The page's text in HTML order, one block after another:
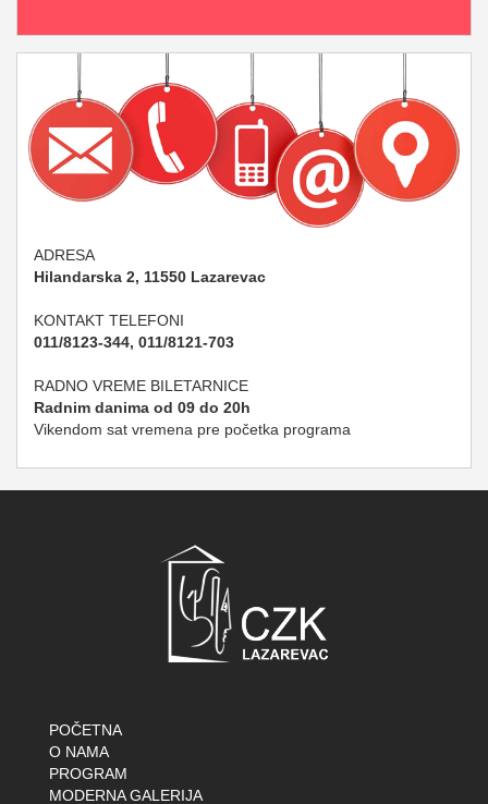
ADRESA
Hilandarska 2, 11550 Lazarevac
KONTAKT TELEFONI
011/8123-344, 011/8121-703
RADNO VREME BILETARNICE
Radnim danima od 09 do 20h
Vikendom sat vremena pre početka programa
POČETNA
O NAMA
PROGRAM
MODERNA GALERIJA